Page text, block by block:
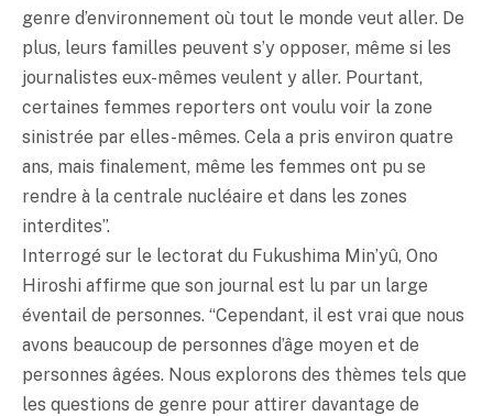
genre d’environnement où tout le monde veut aller. De
plus, leurs familles peuvent s’y opposer, même si les
journalistes eux-mêmes veulent y aller. Pourtant,
certaines femmes reporters ont voulu voir la zone
sinistrée par elles-mêmes. Cela a pris environ quatre
ans, mais finalement, même les femmes ont pu se
rendre à la centrale nucléaire et dans les zones
interdites”.
Interrogé sur le lectorat du Fukushima Min’yû, Ono
Hiroshi affirme que son journal est lu par un large
éventail de personnes. “Cependant, il est vrai que nous
avons beaucoup de personnes d’âge moyen et de
personnes âgées. Nous explorons des thèmes tels que
les questions de genre pour attirer davantage de